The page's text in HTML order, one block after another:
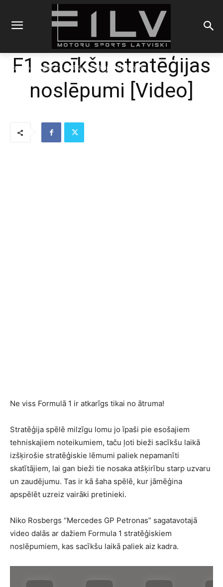
Sākums Blogs F1 sacīkšu stratēģijas noslēpumi
F1 sacīkšu stratēģijas
noslēpumi [Video]
Ne viss Formulā 1 ir atkarīgs tikai no ātruma!
Stratēģija spēlē milzīgu lomu jo īpaši pie esošajiem
tehniskajiem noteikumiem, taču ļoti bieži sacīkšu laikā
izšķirošie stratēģiskie lēmumi paliek nepamanīti
skatītājiem, lai gan bieži tie nosaka atšķirību starp uzvaru
un zaudējumu. Tas ir kā šaha spēlē, kur jāmēģina
apspēlēt uzreiz vairāki pretinieki.
Niko Rosbergs “Mercedes GP Petronas” sagatavotajā
video dalās ar dažiem Formula 1 stratēģiskiem
noslēpumiem, kas sacīkšu laikā paliek aiz kadra.